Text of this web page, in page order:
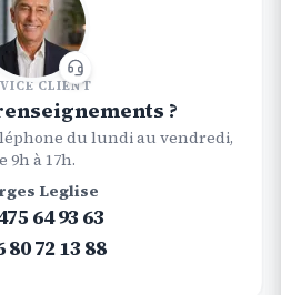
CLIENT
?
du lundi au vendredi,
9h à 17h.
Leglise
64 93 63
80 72 13 88